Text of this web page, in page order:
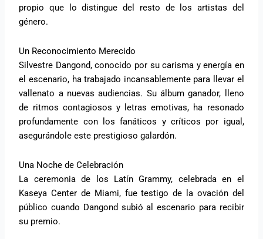
propio que lo distingue del resto de los artistas del
género.
Un Reconocimiento Merecido
Silvestre Dangond, conocido por su carisma y energía en
el escenario, ha trabajado incansablemente para llevar el
vallenato a nuevas audiencias. Su álbum ganador, lleno
de ritmos contagiosos y letras emotivas, ha resonado
profundamente con los fanáticos y críticos por igual,
asegurándole este prestigioso galardón.
Una Noche de Celebración
La ceremonia de los Latín Grammy, celebrada en el
Kaseya Center de Miami, fue testigo de la ovación del
público cuando Dangond subió al escenario para recibir
su premio.